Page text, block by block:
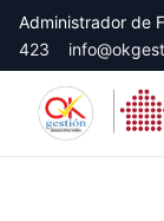
Administrador de
423